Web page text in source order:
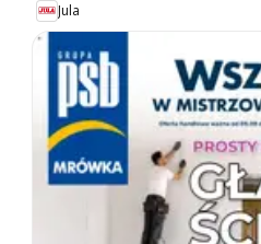
Jula